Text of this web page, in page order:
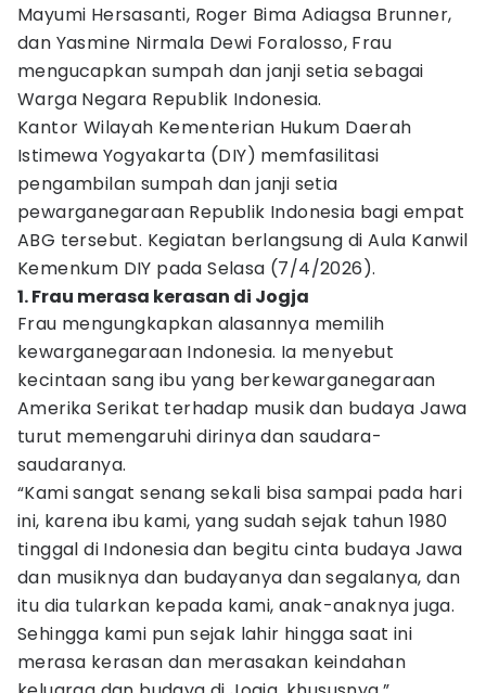
Mayumi Hersasanti, Roger Bima Adiagsa Brunner,
dan Yasmine Nirmala Dewi Foralosso, Frau
mengucapkan sumpah dan janji setia sebagai
Warga Negara Republik Indonesia.
Kantor Wilayah Kementerian Hukum Daerah
Istimewa Yogyakarta (DIY) memfasilitasi
pengambilan sumpah dan janji setia
pewarganegaraan Republik Indonesia bagi empat
ABG tersebut. Kegiatan berlangsung di Aula Kanwil
Kemenkum DIY pada Selasa (7/4/2026).
1. Frau merasa kerasan di Jogja
Frau mengungkapkan alasannya memilih
kewarganegaraan Indonesia. Ia menyebut
kecintaan sang ibu yang berkewarganegaraan
Amerika Serikat terhadap musik dan budaya Jawa
turut memengaruhi dirinya dan saudara-
saudaranya.
“Kami sangat senang sekali bisa sampai pada hari
ini, karena ibu kami, yang sudah sejak tahun 1980
tinggal di Indonesia dan begitu cinta budaya Jawa
dan musiknya dan budayanya dan segalanya, dan
itu dia tularkan kepada kami, anak-anaknya juga.
Sehingga kami pun sejak lahir hingga saat ini
merasa kerasan dan merasakan keindahan